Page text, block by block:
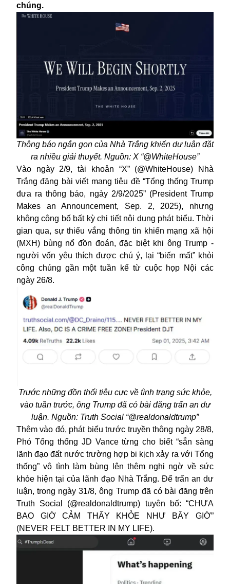
chúng.
Thông báo ngắn gọn của Nhà Trắng khiến dư luận đặt
ra nhiều giải thuyết. Nguồn: X “@WhiteHouse”
Vào ngày 2/9, tài khoản “X” (@WhiteHouse) Nhà
Trắng đăng bài viết mang tiêu đề “Tổng thống Trump
đưa ra thông báo, ngày 2/9/2025” (President Trump
Makes an Announcement, Sep. 2, 2025), nhưng
không công bố bất kỳ chi tiết nội dung phát biểu. Thời
gian qua, sự thiếu vắng thông tin khiến mạng xã hội
(MXH) bùng nổ đồn đoán, đặc biệt khi ông Trump -
người vốn yêu thích được chú ý, lại “biến mất” khỏi
công chúng gần một tuần kể từ cuộc họp Nội các
ngày 26/8.
Trước những đồn thổi tiêu cực về tình trạng sức khỏe,
vào tuần trước, ông Trump đã có bài đăng trấn an dư
luận. Nguồn: Truth Social “@realdonaldtrump”
Thêm vào đó, phát biểu trước truyền thông ngày 28/8,
Phó Tổng thống JD Vance từng cho biết “sẵn sàng
lãnh đạo đất nước trường hợp bi kịch xảy ra với Tổng
thống” vô tình làm bùng lên thêm nghi ngờ về sức
khỏe hiện tại của lãnh đạo Nhà Trắng. Để trấn an dư
luận, trong ngày 31/8, ông Trump đã có bài đăng trên
Truth Social (@realdonaldtrump) tuyên bố: “CHƯA
BAO GIỜ CẢM THẤY KHỎE NHƯ BÂY GIỜ”
(NEVER FELT BETTER IN MY LIFE).